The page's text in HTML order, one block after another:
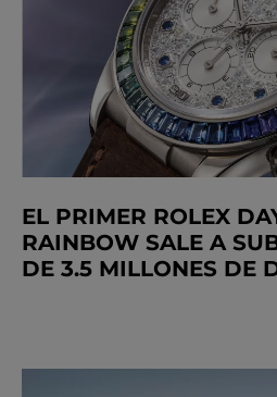
EL PRIMER ROLEX
RAINBOW SALE A
DE 3.5 MILLONES DE